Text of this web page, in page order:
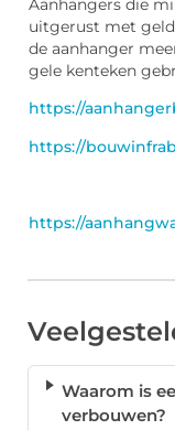
Aanhangers die
uitgerust met
de aanhanger
gele kenteken
https://
https://
https://
Waarom is
verbouwen?